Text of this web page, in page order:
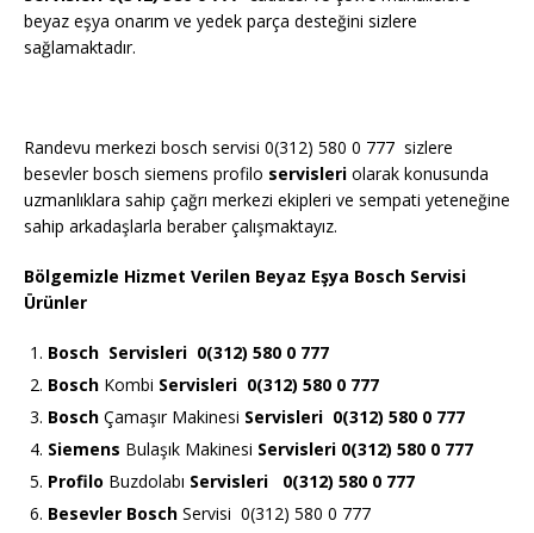
beyaz eşya onarım ve yedek parça desteğini sizlere
sağlamaktadır.
Randevu merkezi bosch servisi 0(312) 580 0 777 sizlere
besevler bosch siemens profilo servisleri olarak konusunda
uzmanlıklara sahip çağrı merkezi ekipleri ve sempati yeteneğine
sahip arkadaşlarla beraber çalışmaktayız.
Bölgemizle Hizmet Verilen Beyaz Eşya Bosch Servisi
Ürünler
Bosch Servisleri 0(312) 580 0 777
Bosch Kombi Servisleri 0(312) 580 0 777
Bosch Çamaşır Makinesi Servisleri 0(312) 580 0 777
Siemens Bulaşık Makinesi Servisleri 0(312) 580 0 777
Profilo Buzdolabı Servisleri 0(312) 580 0 777
Besevler Bosch Servisi 0(312) 580 0 777